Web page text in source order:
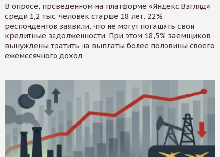
В опросе, проведенном на платформе «Яндекс.Взгляд»
среди 1,2 тыс. человек старше 18 лет, 22%
респондентов заявили, что не могут погашать свои
кредитные задолженности. При этом 18,5% заемщиков
вынуждены тратить на выплаты более половины своего
ежемесячного доход